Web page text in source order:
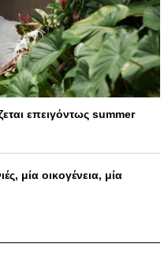
επειγόντως summer
μία οικογένεια, μία